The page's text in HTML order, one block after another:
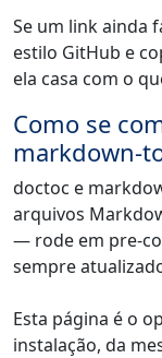
Se um link ainda
estilo GitHub e
ela casa com o
Como se
markdown-
doctoc e
arquivos
— rode em pre-
sempre
Esta página é o
instalação, da